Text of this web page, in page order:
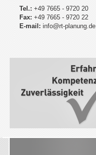
Tel.: +49 7665 - 9720 20
Fax: +49 7665 - 9720 22
E-mail: info@rt-planung.de